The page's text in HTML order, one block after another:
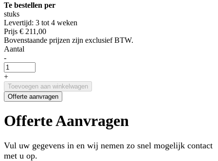
Te bestellen per
stuks
Levertijd: 3 tot 4 weken
Prijs € 211,00
Bovenstaande prijzen zijn exclusief BTW.
Aantal
-
+
Toevoegen aan winkelwagen
Offerte aanvragen
Offerte Aanvragen
Vul uw gegevens in en wij nemen zo snel mogelijk contact
met u op.